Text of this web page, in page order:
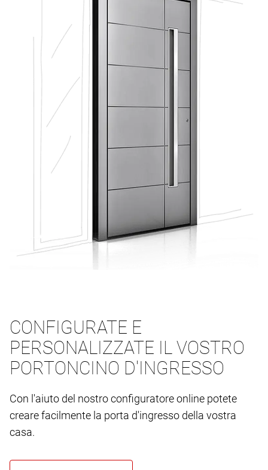
CONFIGURATE E
PERSONALIZZATE IL VOSTRO
PORTONCINO D'INGRESSO
Con l'aiuto del nostro configuratore online potete
creare facilmente la porta d'ingresso della vostra
casa.